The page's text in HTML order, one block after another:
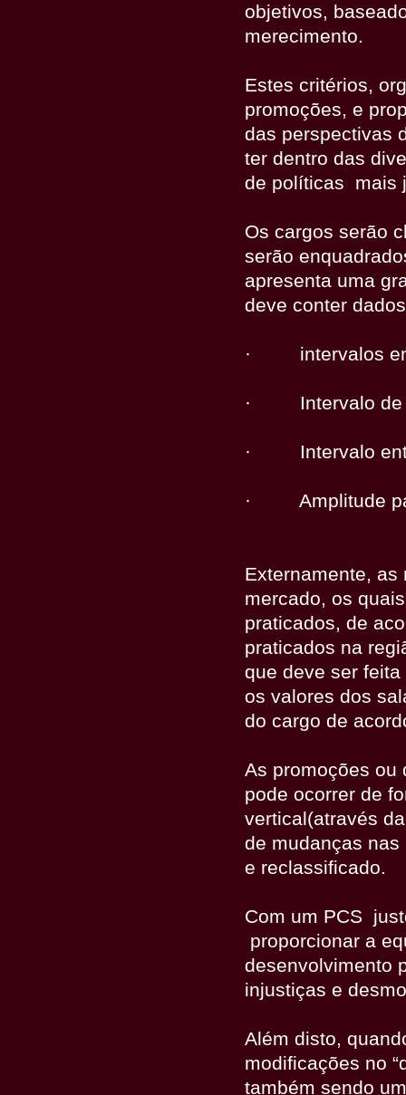
objetivos,
merecimento.
Estes critérios,
promoções, e
das perspectivas
ter dentro das
de políticas mais
Os cargos serão
serão
apresenta uma
deve conter
· intervalos
· Intervalo
· Intervalo
· Amplitude
Externamente,
mercado, os
praticados, de
praticados na
que deve ser
os valores dos
do cargo de
As promoções ou
pode ocorrer de
vertical(através
de mudanças
e reclassificado.
Com um PCS
proporcionar a
desenvolvimento
injustiças e
Além disto,
modificações no
também sendo